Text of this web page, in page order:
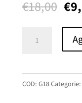
€18,00 Il
€
Semipermanente
Color
-
COD: G18Categorie: